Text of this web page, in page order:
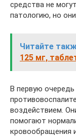
средства не
патологию, но
Читайте
125 мг,
В первую
воздействием.
помогают
кровообращения